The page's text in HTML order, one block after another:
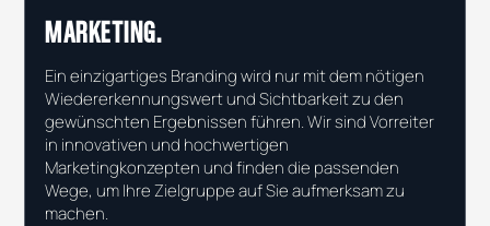
MARKETING.
Ein einzigartiges Branding wird nur mit dem nötigen
Wiedererkennungswert und Sichtbarkeit zu den
gewünschten Ergebnissen führen. Wir sind Vorreiter
in innovativen und hochwertigen
Marketingkonzepten und finden die passenden
Wege, um Ihre Zielgruppe auf Sie aufmerksam zu
machen.